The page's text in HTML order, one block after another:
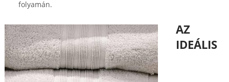
folyamán.
AZ
IDEÁLIS